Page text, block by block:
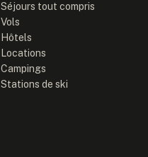
Séjours tout compris
Vols
Hôtels
Locations
Campings
Stations de ski